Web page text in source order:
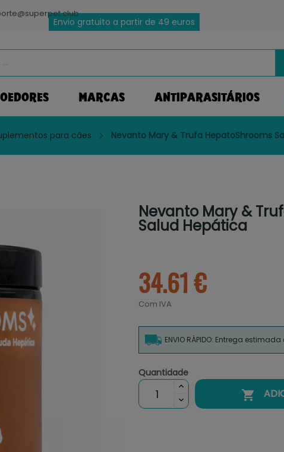
Envio gratuito a partir de 49 euros
MARCAS ANTIPARASITÁRIOS
para cães Nevanto Mary & Trufa HepatoShrooms
Nevanto Mary &
Salud Hepática
34.61 €
Com IVA
ENVIO RÁPIDO: Entrega estimada
Quantidade
